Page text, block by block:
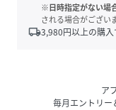
※日時指定がない場
される場合がござい
local_shipping3,980円以上の購
ア
毎月エントリー